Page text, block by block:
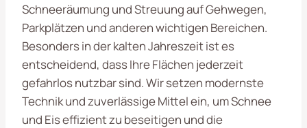
Schneeräumung und Streuung auf Gehwegen,
Parkplätzen und anderen wichtigen Bereichen.
Besonders in der kalten Jahreszeit ist es
entscheidend, dass Ihre Flächen jederzeit
gefahrlos nutzbar sind. Wir setzen modernste
Technik und zuverlässige Mittel ein, um Schnee
und Eis effizient zu beseitigen und die